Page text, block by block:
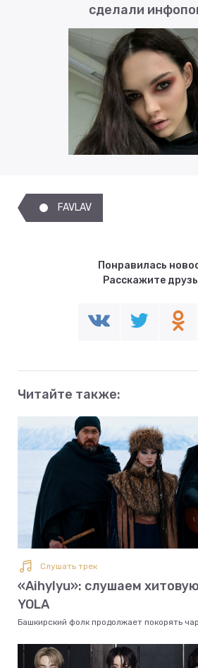
сделали
FAVLAV
Понравилась
Расскажите
Читайте также:
Слушать трек
«Aihylyu»: слушаем
YOLA
Башкирский фолк продолжает покорять